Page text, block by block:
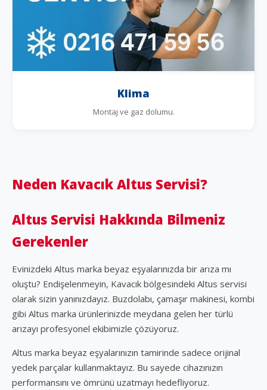
Klima
Montaj ve gaz dolumu.
Neden Kavacık Altus Servisi?
Altus Servisi Hakkında Bilmeniz
Gerekenler
Evinizdeki Altus marka beyaz eşyalarınızda bir arıza mı
oluştu? Endişelenmeyin, Kavacık bölgesindeki Altus servisi
olarak sizin yanınızdayız. Buzdolabı, çamaşır makinesi, kombi
gibi Altus marka ürünlerinizde meydana gelen her türlü
arızayı profesyonel ekibimizle çözüyoruz.
Altus marka beyaz eşyalarınızın tamirinde sadece orijinal
yedek parçalar kullanmaktayız. Bu sayede cihazınızın
performansını ve ömrünü uzatmayı hedefliyoruz.